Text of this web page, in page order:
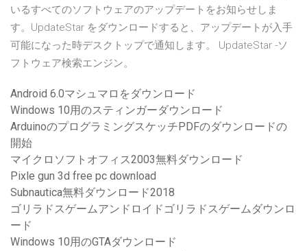
いるすべてのソフトウェアのアップデートをお知らせしま
す。UpdateStar をダウンロードすると、アップデートが入手
可能になった時デスクトップで通知します。 UpdateStar -ソ
フトウェア検索エンジン。
Android 6.0マシュマロをダウンロード
Windows 10用のスティンガーダウンロード
ArduinoのプログラミングスケッチPDFのダウンロードの
開始
マイクロソフトオフィス2003無料ダウンロード
Pixle gun 3d free pc download
Subnautica無料ダウンロード2018
ゴリラドスゲームアンドロイドゴリラドスゲームダウンロ
ード
Windows 10用のGTAダウンロード